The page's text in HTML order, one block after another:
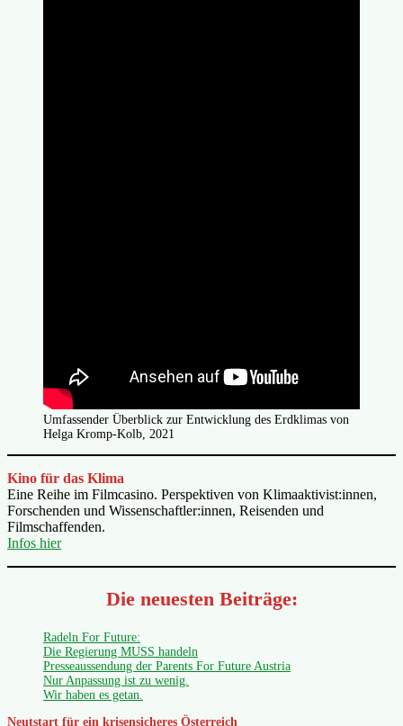
Umfassender Überblick zur Entwicklung des Erdklimas von
Helga Kromp-Kolb, 2021
Kino für das Klima
Eine Reihe im Filmcasino. Perspektiven von Klimaaktivist:innen,
Forschenden und Wissenschaftler:innen, Reisenden und
Filmschaffenden.
Infos hier
Die neuesten Beiträge:
Radeln For Future:
Die Regierung MUSS handeln
Presseaussendung der Parents For Future Austria
Nur Anpassung ist zu wenig.
Wir haben es getan.
Neutstart für ein krisensicheres Österreich